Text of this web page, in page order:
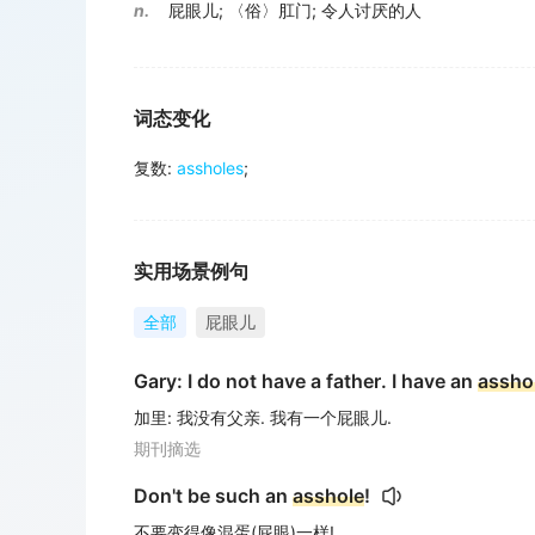
n. 屁眼儿; 〈俗〉肛门; 令人讨厌的人
词态变化
复数: assholes;
实用场景例句
全部 屁眼儿
Gary: I do not have a father. I have an
加里: 我没有父亲. 我有一个屁眼儿.
期刊摘选
Don't be such an asshole!